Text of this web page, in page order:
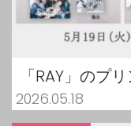
「RAY」のプ
2026.05.18